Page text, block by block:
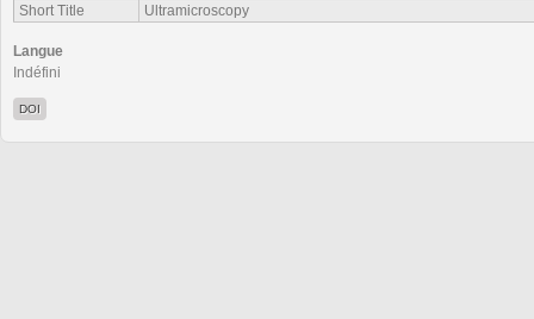
Short Title
Ultramicroscopy
Langue
Indéfini
DOI